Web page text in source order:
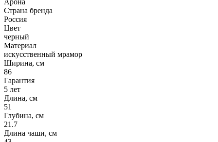
Страна бренда
Россия
Цвет
черный
Материал
искусственный мрамор
Ширина, см
86
Гарантия
5 лет
Длина, см
51
Глубина, см
21.7
Длина чаши, см